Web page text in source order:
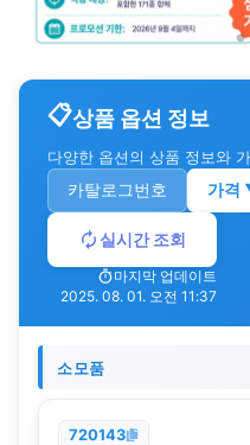
상품 옵션 정보
다양한 옵션의 상품 정보와
카탈로그번호 가격
실시간 조회
마지막 업데이트
2025. 08. 01. 오전 11:37
소모품
720143